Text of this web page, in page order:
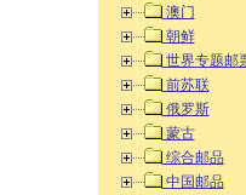
澳门
朝鲜
世界专题邮
前苏联
俄罗斯
蒙古
综合邮品
中国邮品